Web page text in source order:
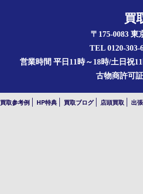
買
〒175-0083
TEL 0120-303-
営業時間 平日11時～18時/土日祝
古物商許可証
買取参考例 HP特典 買取ブログ 店頭買取 出